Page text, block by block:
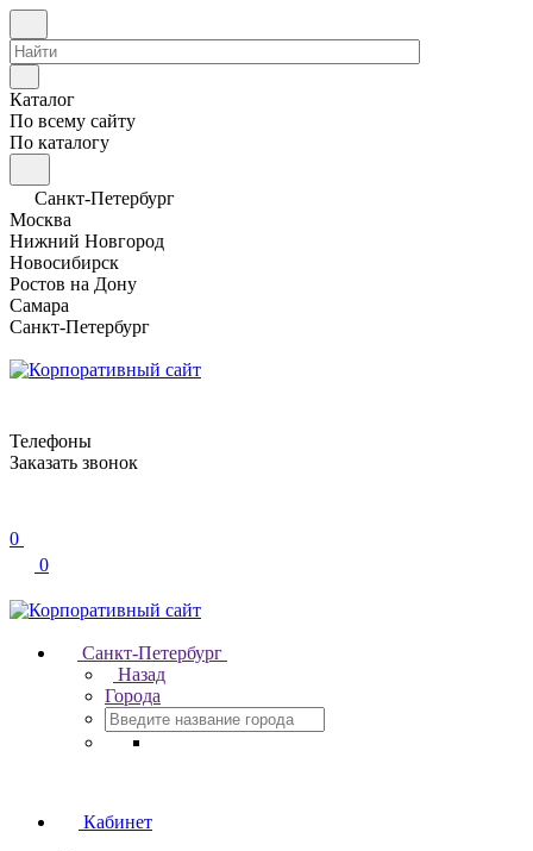
Каталог
По всему сайту
По каталогу
Санкт-Петербург
Москва
Нижний Новгород
Новосибирск
Ростов на Дону
Самара
Санкт-Петербург
Телефоны
Заказать звонок
0
0
Санкт-Петербург
Назад
Города
Кабинет